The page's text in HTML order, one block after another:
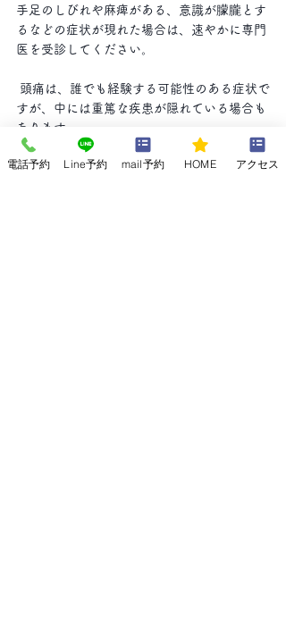
手足のしびれや麻痺がある、意識が朦朧とす
るなどの症状が現れた場合は、速やかに専門
医を受診してください。
すが、中には重篤な疾患が隠れている場合も
あります。
以下のような症状が現れた場合は、速やかに
電話予約 Line予約 mail予約 HOME アクセス